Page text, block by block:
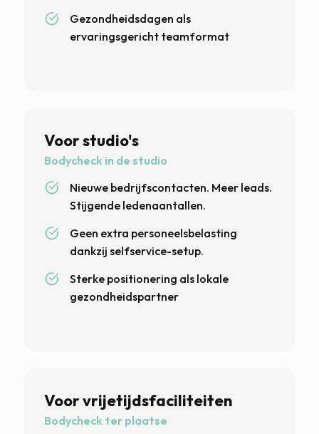
Gezondheidsdagen als
ervaringsgericht teamformat
Voor studio's
Bodycheck in de studio
Nieuwe bedrijfscontacten. Meer leads.
Stijgende ledenaantallen.
Geen extra personeelsbelasting
dankzij selfservice-setup.
Sterke positionering als lokale
gezondheidspartner
Voor vrijetijdsfaciliteiten
Bodycheck ter plaatse